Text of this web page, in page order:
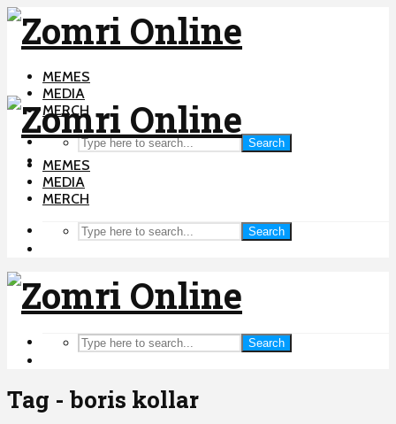
MEMES
MEDIA
MERCH
Search
MEMES
MEDIA
MERCH
Search
Search
Tag - boris kollar